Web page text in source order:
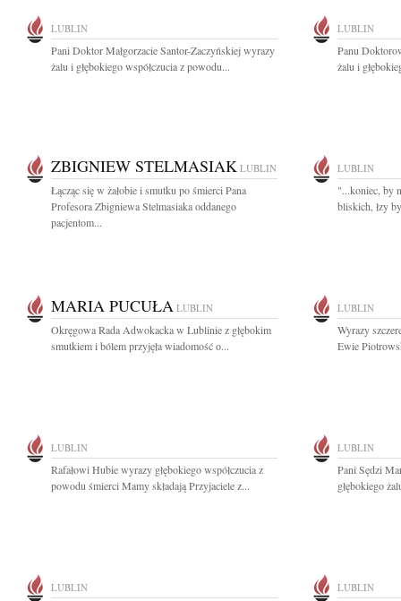
LUBLIN
Pani Doktor Małgorzacie Santor-Zaczyńskiej wyrazy
żalu i głębokiego współczucia z powodu...
LUBLIN
Panu
żalu i
ZBIGNIEW STELMASIAK LUBLIN
Łącząc się w żałobie i smutku po śmierci Pana
Profesora Zbigniewa Stelmasiaka oddanego
pacjentom...
LUBLIN
"...koniec, by
bliskich, łzy
MARIA PUCUŁA LUBLIN
Okręgowa Rada Adwokacka w Lublinie z głębokim
smutkiem i bólem przyjęła wiadomość o...
LUBLIN
Wyrazy
Ewie
LUBLIN
Rafałowi Hubie wyrazy głębokiego współczucia z
powodu śmierci Mamy składają Przyjaciele z...
LUBLIN
Pani Sędzi
głębokiego
LUBLIN LUBLIN